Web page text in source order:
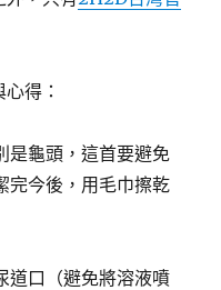
得：
是龜頭，這首要避免
完今後，用毛巾擦乾
道口（避免將溶液噴